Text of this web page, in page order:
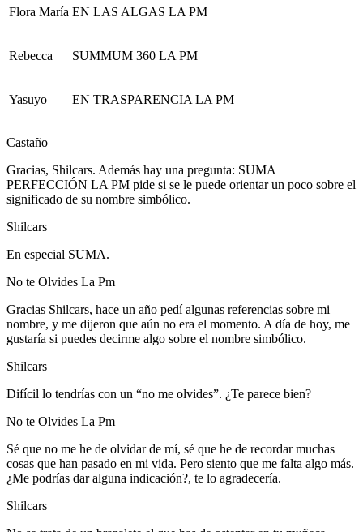
Flora María EN LAS ALGAS LA PM
Rebecca SUMMUM 360 LA PM
Yasuyo EN TRASPARENCIA LA PM
Castaño
Gracias, Shilcars. Además hay una pregunta: SUMA
PERFECCIÓN LA PM pide si se le puede orientar un poco sobre el
significado de su nombre simbólico.
Shilcars
En especial SUMA.
No te Olvides La Pm
Gracias Shilcars, hace un año pedí algunas referencias sobre mi
nombre, y me dijeron que aún no era el momento. A día de hoy, me
gustaría si puedes decirme algo sobre el nombre simbólico.
Shilcars
Difícil lo tendrías con un “no me olvides”. ¿Te parece bien?
No te Olvides La Pm
Sé que no me he de olvidar de mí, sé que he de recordar muchas
cosas que han pasado en mi vida. Pero siento que me falta algo más.
¿Me podrías dar alguna indicación?, te lo agradecería.
Shilcars